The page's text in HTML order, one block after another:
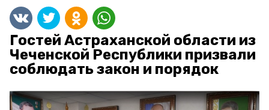
Гостей Астраханской области из
Чеченской Республики призвали
соблюдать закон и порядок